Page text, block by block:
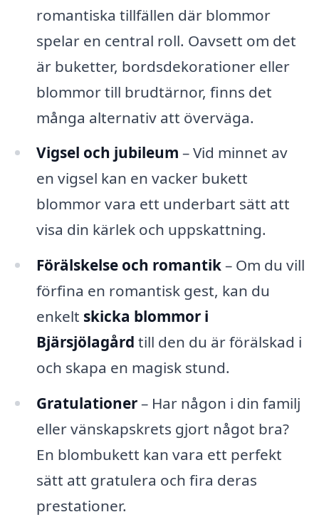
romantiska tillfällen där blommor
spelar en central roll. Oavsett om det
är buketter, bordsdekorationer eller
blommor till brudtärnor, finns det
många alternativ att överväga.
Vigsel och jubileum – Vid minnet av
en vigsel kan en vacker bukett
blommor vara ett underbart sätt att
visa din kärlek och uppskattning.
Förälskelse och romantik– Om du vill
förfina en romantisk gest, kan du
enkelt skicka blommor i
Bjärsjölagård till den du är förälskad i
och skapa en magisk stund.
Gratulationer– Har någon i din familj
eller vänskapskrets gjort något bra?
En blombukett kan vara ett perfekt
sätt att gratulera och fira deras
prestationer.